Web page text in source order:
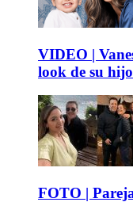
VIDEO |
look de su
FOTO |